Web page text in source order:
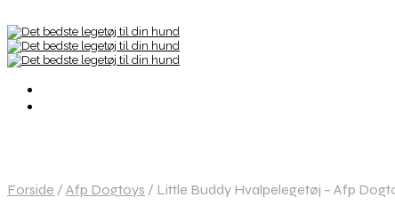
Forside / Afp Dogtoys / Little Buddy Hvalpelegetøj – Afp